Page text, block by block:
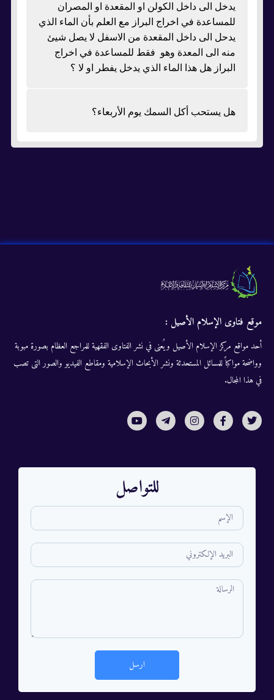
يدخل الى داخل الكولن او المقعدة او المصران
للمساعدة في اخراج البراز مع العلم بأن الماء الذي
يدحل الى داخل المقعدة من الاسفل لا يصل شيئ
منه الى المعدة وهو فقط للمساعدة في اخراج
البراز هل هذا الماء الذي يدخل يفطر او لا ؟
هل يستحب أكل السمك يوم الأربعاء؟
موقع فتاوى الإسلام الأصيل :
أحد مواقع مركز الإسلام الأصيل ويُعنى في نشر الفتاوى الفقهية للمراجع العظام بصورة مبوبة
وواضحة مواكباً للمسائل المستحدثة ونشر الأبحاث الإسلامية ومقاطع الفيديو والصور التى تصب
في هذا المجال.
للتواصل
ارسل